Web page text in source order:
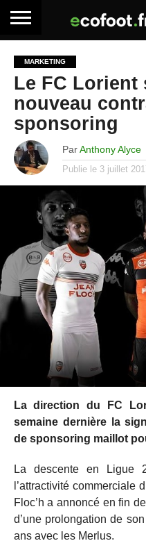
ARTICLES
PREMIUM
ADHÉSION
PREMIUM
SE
CONNECTER
EMPLOI
BOITE
À
OUTILS
MARKETING
Le FC Lorient
nouveau
sponsoring
Par Anthony Alyce
Publie le 3 juillet
La direction du FC
semaine dernière la
de sponsoring maillot
La descente en Ligue
l’attractivité commerciale
Floc’h a annoncé en fin
d’une prolongation de
ans avec les Merlus.